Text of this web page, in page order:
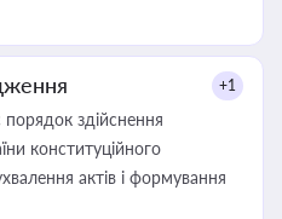
+1
здійснення
конституційного
актів і формування